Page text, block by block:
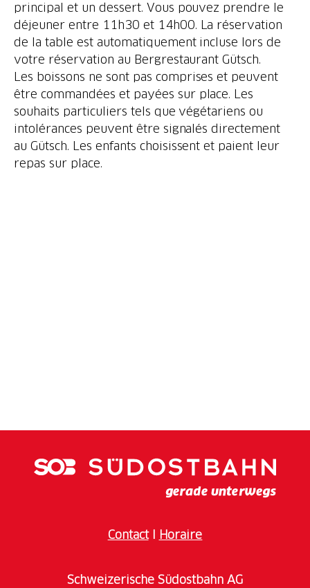
principal et un dessert. Vous pouvez prendre le
déjeuner entre 11h30 et 14h00. La réservation
de la table est automatiquement incluse lors de
votre réservation au Bergrestaurant Gütsch.
Les boissons ne sont pas comprises et peuvent
être commandées et payées sur place. Les
souhaits particuliers tels que végétariens ou
intolérances peuvent être signalés directement
au Gütsch. Les enfants choisissent et paient leur
repas sur place.
ContactI Horaire
Schweizerische Südostbahn AG